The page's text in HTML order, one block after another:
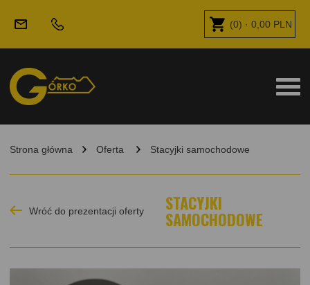
(0) · 0,00 PLN
Strona główna Oferta Stacyjki samochodowe
Wróć do prezentacji oferty STACYJKI
SAMOCHODOWE